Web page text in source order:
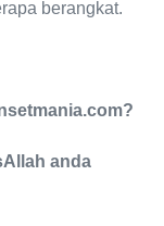
berangkat.
anda